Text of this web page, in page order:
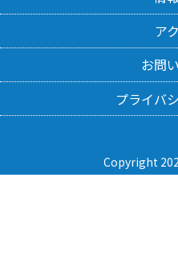
ア
お問
プライバ
Copyright